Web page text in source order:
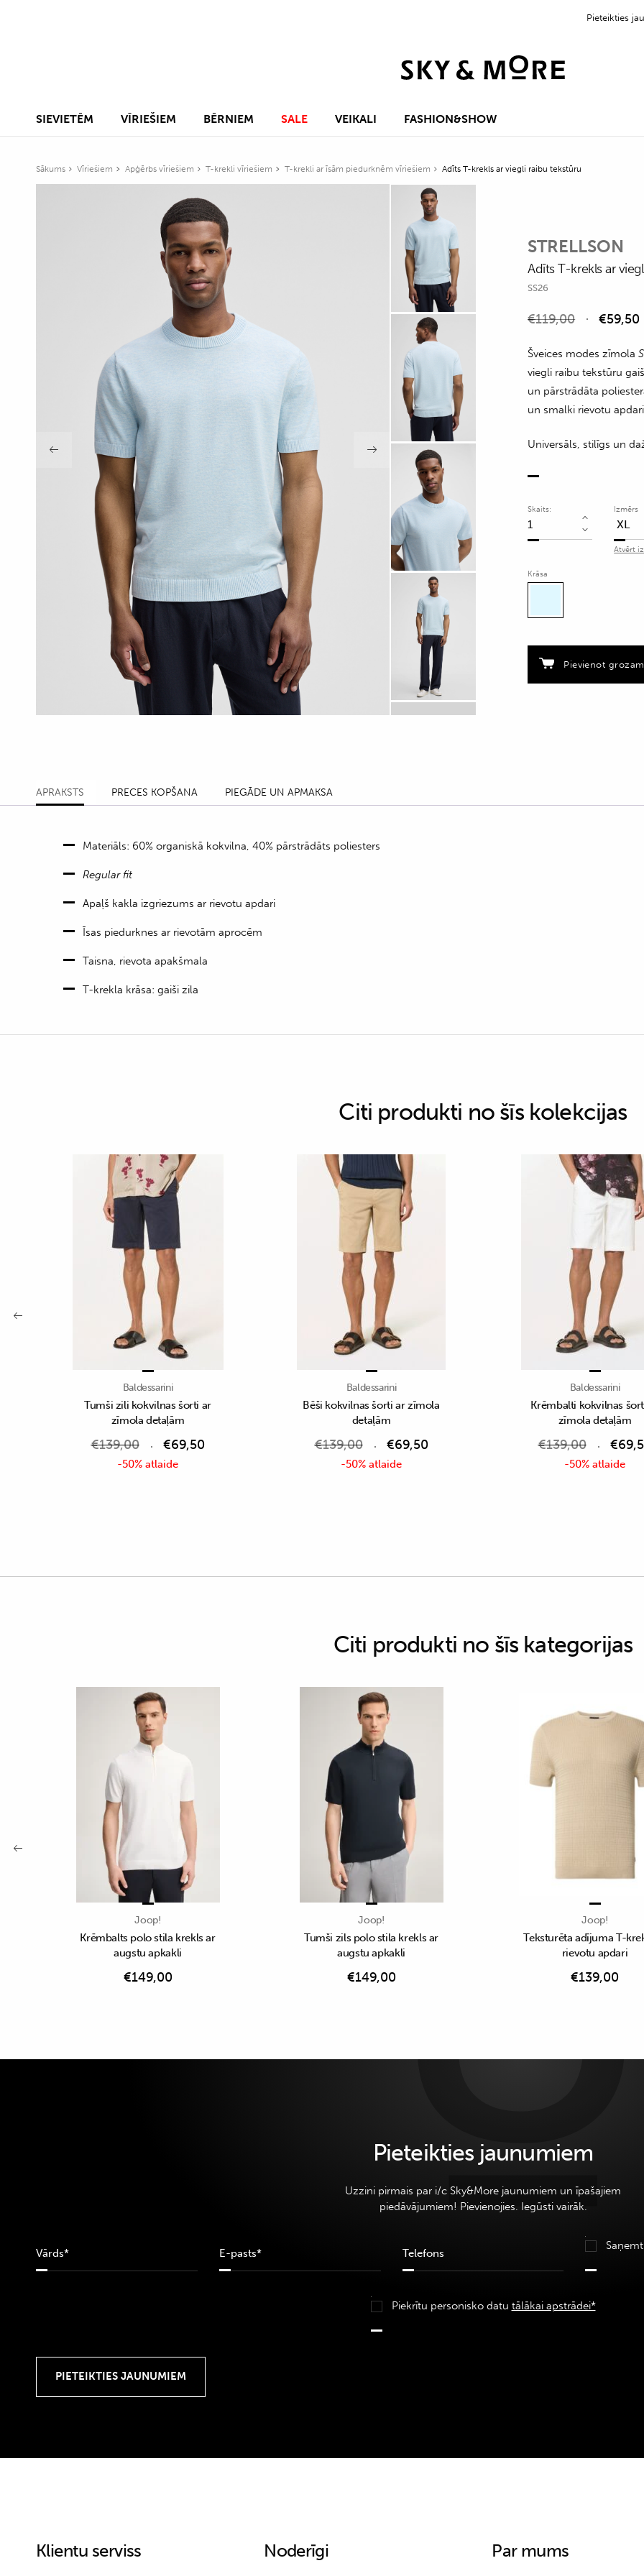
Pieteikties
SIEVIETĒM VĪRIEŠIEM BĒRNIEM SALE VEIKALI FASHION&SHOW
Sākums Vīriešiem Apģērbs vīriešiem T-krekli vīriešiem T-krekli ar īsām piedurknēm vīriešiem Adīts T-krekls ar viegli raibu tekstūru
STRELLSON
Adīts T-krekls ar
SS26
€119,00 €59,50
Šveices modes zīmola
viegli raibu tekstūru
un pārstrādāta
un smalki rievotu
Universāls, stilīgs un
Skaits:
Adīts
T-
ar
quantity
Izmērs
Atvērt
Krāsa
Pievienot grozam
APRAKSTS PRECES KOPŠANA PIEGĀDE UN APMAKSA
Materiāls: 60% organiskā kokvilna, 40% pārstrādāts poliesters
Regular fit
Apaļš kakla izgriezums ar rievotu apdari
Īsas piedurknes ar rievotām aprocēm
Taisna, rievota apakšmala
T-krekla krāsa: gaiši zila
Citi produkti no šīs kolekcijas
Baldessarini
Tumši zili kokvilnas šorti ar
zīmola detaļām
€139,00 €69,50
-50% atlaide
Baldessarini
Bēši kokvilnas šorti ar zīmola
detaļām
€139,00 €69,50
-50% atlaide
Baldessarini
Krēmbalti kokvilnas
zīmola detaļām
€139,00 €
-50% atlaide
Citi produkti no šīs kategorijas
Joop!
Krēmbalts polo stila krekls ar
augstu apkakli
€149,00
Joop!
Tumši zils polo stila krekls ar
augstu apkakli
€149,00
Joop!
Teksturēta adījuma T-
rievotu apdari
€139,00
Pieteikties jaunumiem
Uzzini pirmais par i/c Sky&More jaunumiem un īpašajiem
piedāvājumiem! Pievienojies. Iegūsti vairāk.
Piekrītu personisko datu tālākai apstrādei*
Klientu serviss Noderīgi Par mums